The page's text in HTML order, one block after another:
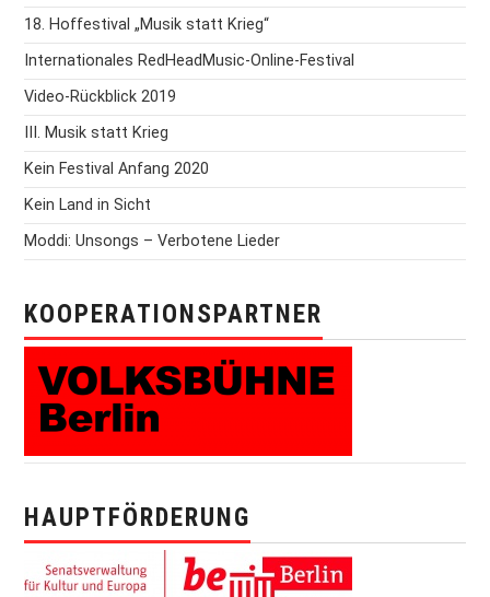
18. Hoffestival „Musik statt Krieg“
Internationales RedHeadMusic-Online-Festival
Video-Rückblick 2019
III. Musik statt Krieg
Kein Festival Anfang 2020
Kein Land in Sicht
Moddi: Unsongs – Verbotene Lieder
KOOPERATIONSPARTNER
HAUPTFÖRDERUNG